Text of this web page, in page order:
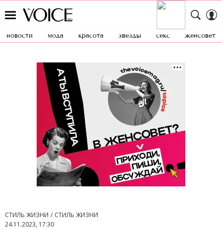
новости мода красота звезды секс женсовет
СТИЛЬ ЖИЗНИ
СТИЛЬ ЖИЗНИ
24.11.2023, 17:30